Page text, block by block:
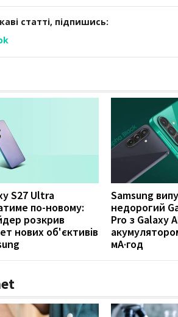
статті, підпишись:
S27 Ultra
по-новому:
розкрив
нових об'єктивів
Samsung
недорогий
Pro з Galaxy
мА·год